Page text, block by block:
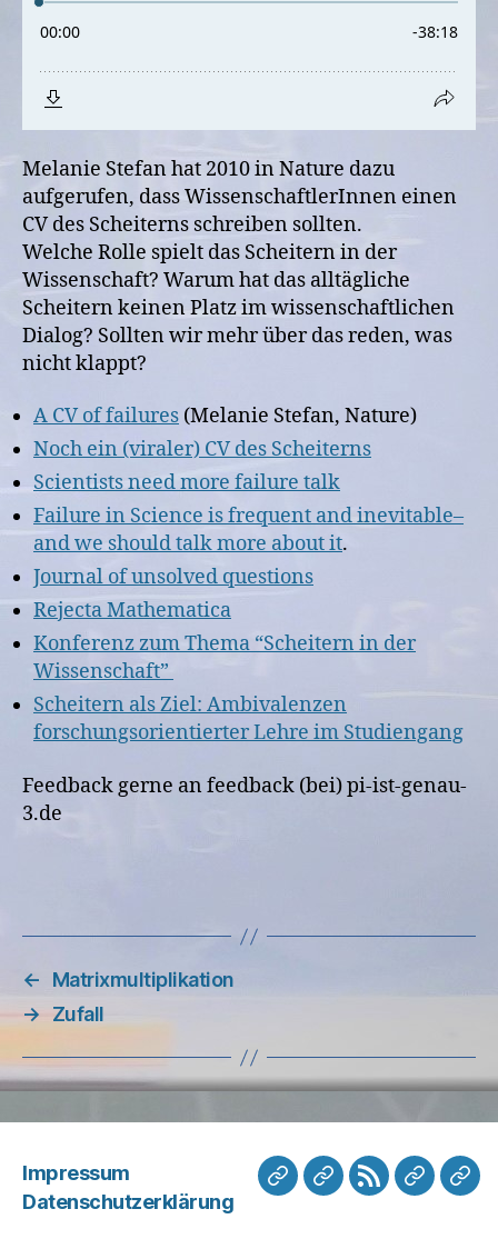
Melanie Stefan hat 2010 in Nature dazu
aufgerufen, dass WissenschaftlerInnen einen
CV des Scheiterns schreiben sollten.
Welche Rolle spielt das Scheitern in der
Wissenschaft? Warum hat das alltägliche
Scheitern keinen Platz im wissenschaftlichen
Dialog? Sollten wir mehr über das reden, was
nicht klappt?
A CV of failures (Melanie Stefan, Nature)
Noch ein (viraler) CV des Scheiterns
Scientists need more failure talk
Failure in Science is frequent and inevitable–
and we should talk more about it.
Journal of unsolved questions
Rejecta Mathematica
Konferenz zum Thema “Scheitern in der
Wissenschaft”
Scheitern als Ziel: Ambivalenzen
forschungsorientierter Lehre im Studiengang
Feedback gerne an feedback (bei) pi-ist-genau-
3.de
←
Matrixmultiplikation
→
Zufall
Impressum
Datenschutzerklärung
MastodonMastodon
Mail WissPod